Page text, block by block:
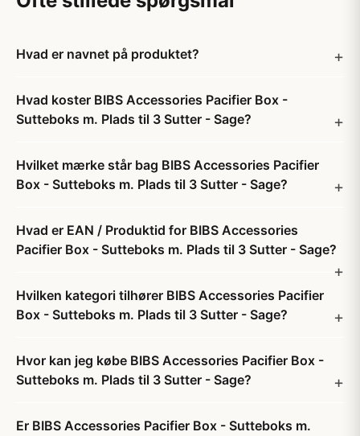
Hvad er navnet på produktet?
Hvad koster BIBS Accessories Pacifier Box -
Sutteboks m. Plads til 3 Sutter - Sage?
Hvilket mærke står bag BIBS Accessories Pacifier
Box - Sutteboks m. Plads til 3 Sutter - Sage?
Hvad er EAN / Produktid for BIBS Accessories
Pacifier Box - Sutteboks m. Plads til 3 Sutter - Sage?
Hvilken kategori tilhører BIBS Accessories Pacifier
Box - Sutteboks m. Plads til 3 Sutter - Sage?
Hvor kan jeg købe BIBS Accessories Pacifier Box -
Sutteboks m. Plads til 3 Sutter - Sage?
Er BIBS Accessories Pacifier Box - Sutteboks m.